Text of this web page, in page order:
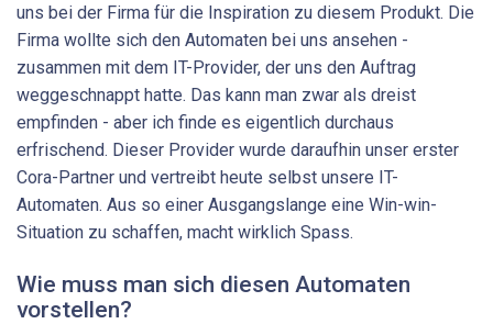
uns bei der Firma für die Inspiration zu diesem Produkt. Die
Firma wollte sich den Automaten bei uns ansehen -
zusammen mit dem IT-Provider, der uns den Auftrag
weggeschnappt hatte. Das kann man zwar als dreist
empfinden - aber ich finde es eigentlich durchaus
erfrischend. Dieser Provider wurde daraufhin unser erster
Cora-Partner und vertreibt heute selbst unsere IT-
Automaten. Aus so einer Ausgangslange eine Win-win-
Situation zu schaffen, macht wirklich Spass.
Wie muss man sich diesen Automaten
vorstellen?